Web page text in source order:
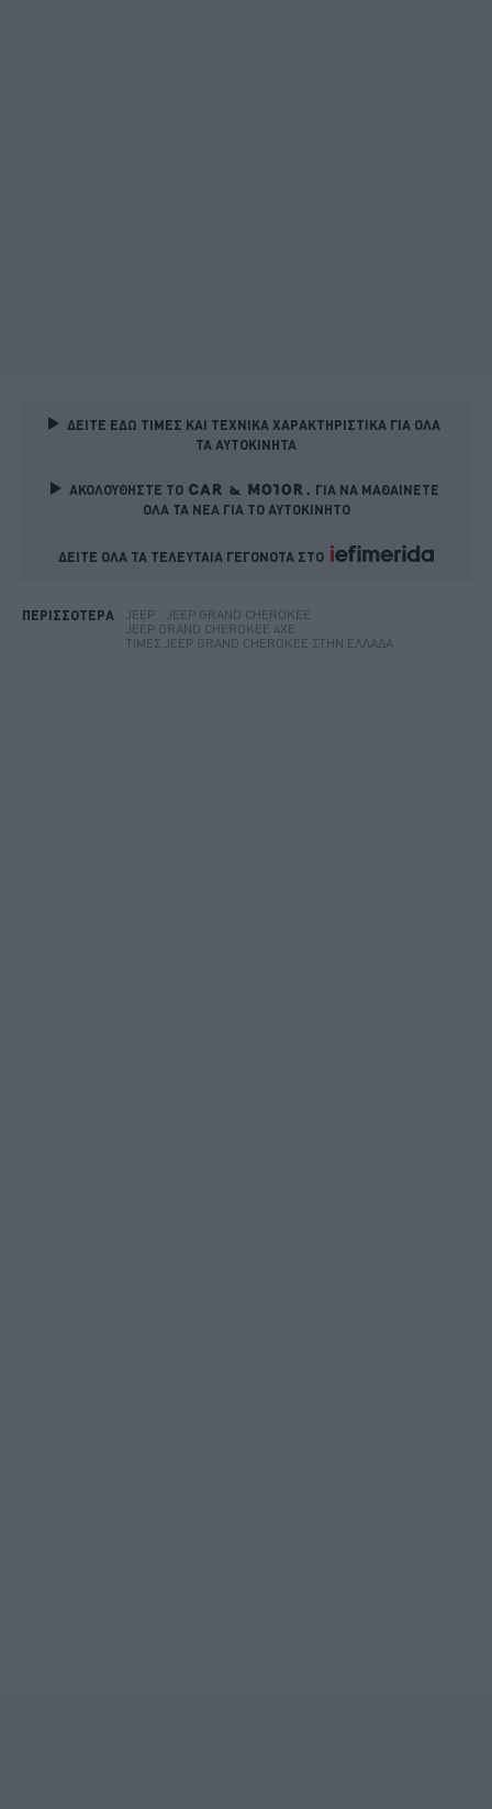
ΔΕΙΤΕ ΕΔΩ ΤΙΜΕΣ ΚΑΙ ΤΕΧΝΙΚΑ ΧΑΡΑΚΤΗΡΙΣΤΙΚΑ ΓΙΑ ΟΛΑ
ΤΑ ΑΥΤΟΚΙΝΗΤΑ
ΑΚΟΛΟΥΘΗΣΤΕ ΤΟ
ΓΙΑ ΝΑ ΜΑΘΑΙΝΕΤΕ
ΟΛΑ ΤΑ ΝΕΑ ΓΙΑ ΤΟ ΑΥΤΟΚΙΝΗΤΟ
ΔΕΙΤΕ ΟΛΑ ΤΑ ΤΕΛΕΥΤΑΙΑ ΓΕΓΟΝΟΤΑ ΣΤΟ
ΠΕΡΙΣΣΟΤΕΡΑ JEEP
JEEP GRAND CHEROKEE
JEEP GRAND CHEROKEE 4XE
ΤΙΜΈΣ JEEP GRAND CHEROKEE ΣΤΗΝ ΕΛΛΆΔΑ